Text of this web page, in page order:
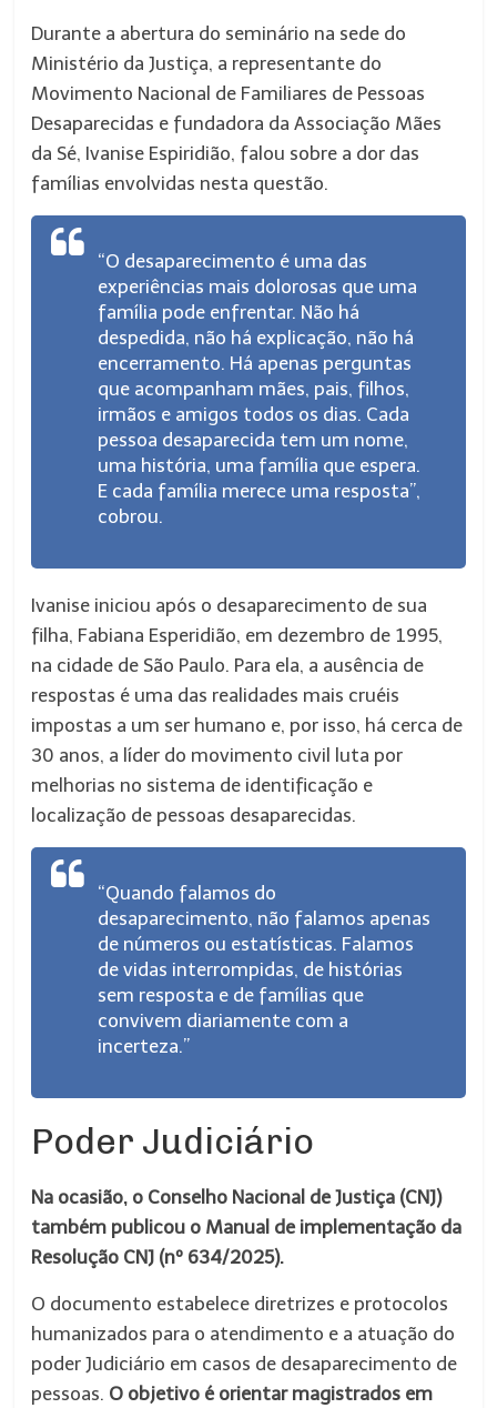
Durante a abertura do seminário na sede do
Ministério da Justiça, a representante do
Movimento Nacional de Familiares de Pessoas
Desaparecidas e fundadora da Associação Mães
da Sé, Ivanise Espiridião, falou sobre a dor das
famílias envolvidas nesta questão.
“O desaparecimento é uma das
experiências mais dolorosas que uma
família pode enfrentar. Não há
despedida, não há explicação, não há
encerramento. Há apenas perguntas
que acompanham mães, pais, filhos,
irmãos e amigos todos os dias. Cada
pessoa desaparecida tem um nome,
uma história, uma família que espera.
E cada família merece uma resposta”,
cobrou.
Ivanise iniciou após o desaparecimento de sua
filha, Fabiana Esperidião, em dezembro de 1995,
na cidade de São Paulo. Para ela, a ausência de
respostas é uma das realidades mais cruéis
impostas a um ser humano e, por isso, há cerca de
30 anos, a líder do movimento civil luta por
melhorias no sistema de identificação e
localização de pessoas desaparecidas.
“Quando falamos do
desaparecimento, não falamos apenas
de números ou estatísticas. Falamos
de vidas interrompidas, de histórias
sem resposta e de famílias que
convivem diariamente com a
incerteza.”
Poder Judiciário
Na ocasião, o Conselho Nacional de Justiça (CNJ)
também publicou o Manual de implementação da
Resolução CNJ (nº 634/2025).
O documento estabelece diretrizes e protocolos
humanizados para o atendimento e a atuação do
poder Judiciário em casos de desaparecimento de
pessoas. O objetivo é orientar magistrados em